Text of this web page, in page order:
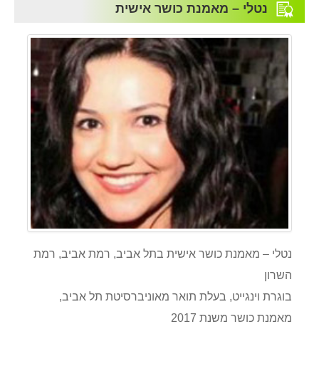
נטלי – מאמנת כושר אישית
נטלי – מאמנת כושר אישית בתל אביב, רמת אביב, רמת
השרון
בוגרת וינגייט, בעלת תואר מאוניברסיטת תל אביב,
מאמנת כושר משנת 2017